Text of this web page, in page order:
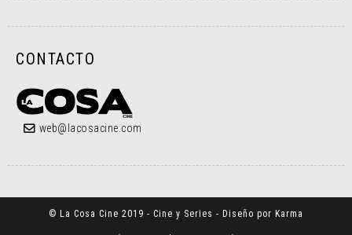
CONTACTO
web@lacosacine.com
© La Cosa Cine 2019 - Cine y Series - Diseño por Karma